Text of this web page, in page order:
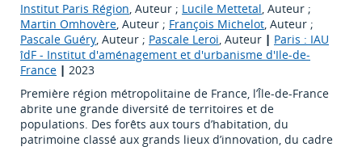
Institut Paris Région, Auteur ; Lucile Mettetal, Auteur ;
Martin Omhovère, Auteur ; François Michelot, Auteur ;
Pascale Guéry, Auteur ; Pascale Leroi, Auteur | Paris : IAU
îdF - Institut d'aménagement et d'urbanisme d'Ile-de-
France | 2023
Première région métropolitaine de France, l’Île-de-France
abrite une grande diversité de territoires et de
populations. Des forêts aux tours d’habitation, du
patrimoine classé aux grands lieux d’innovation, du cadre